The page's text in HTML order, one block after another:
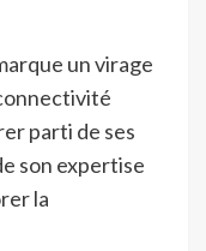
un virage
parti de ses
son expertise
la